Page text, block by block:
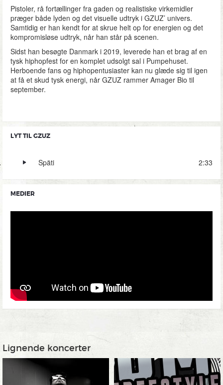
Pistoler, rå fortællinger fra gaden og realistiske virkemidler
præger både lyden og det visuelle udtryk i GZUZ’ univers.
Samtidig er han kendt for at skrue helt op for energien og det
kompromisløse udtryk, når han står på scenen.
Sidst han besøgte Danmark i 2019, leverede han et brag af en
tysk hiphopfest for en komplet udsolgt sal i Pumpehuset.
Herboende fans og hiphopentusiaster kan nu glæde sig til igen
at få et skud tysk energi, når GZUZ rammer Amager Bio til
september.
MEDIER
LYT TIL GZUZ
Späti 2:33
Lignende koncerter